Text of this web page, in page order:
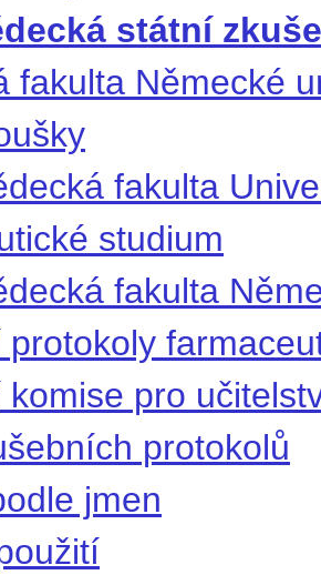
státní
fakulta Německé
fakulta
studium
fakulta
pro
protokolů
jmen